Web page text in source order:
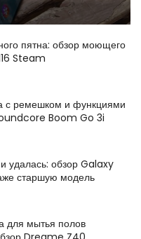
пятна: обзор моющего
Steam
с ремешком и функциями
Boom Go 3i
удалась: обзор Galaxy
старшую модель
для мытья полов